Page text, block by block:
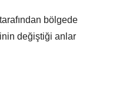
bölgede
değiştiği anlar